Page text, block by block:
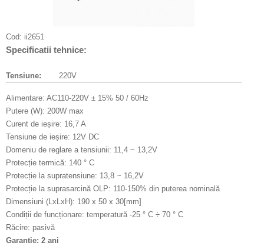
Cod: ii2651
Specificatii tehnice:
Tensiune: 220V
Alimentare: AC110-220V ± 15% 50 / 60Hz
Putere (W): 200W max
Curent de ieșire: 16,7 A
Tensiune de ieșire: 12V DC
Domeniu de reglare a tensiunii: 11,4 ~ 13,2V
Protecție termică: 140 ° C
Protecție la supratensiune: 13,8 ~ 16,2V
Protecție la suprasarcină OLP: 110-150% din puterea nominală
Dimensiuni (LxLxH): 190 x 50 x 30[mm]
Condiții de funcționare: temperatură -25 ° C ÷ 70 ° C
Răcire: pasivă
Garantie: 2 ani